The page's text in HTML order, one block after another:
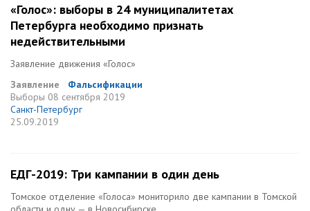
«Голос»: выборы в 24 муниципалитетах
Петербурга необходимо признать
недействительными
Заявление движения «Голос»
Заявление
Фальсификации
Выборы 08 сентября 2019
Санкт-Петербург
25.09.2019
ЕДГ-2019: Три кампании в один день
Томское отделение «Голоса» мониторило две кампании в Томской